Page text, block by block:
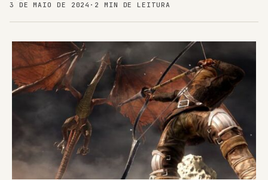
3 DE MAIO DE 2024 · 2 MIN DE LEITURA